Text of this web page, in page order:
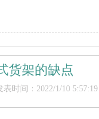
货架的缺点
表时间：2022/1/10 5:57:19